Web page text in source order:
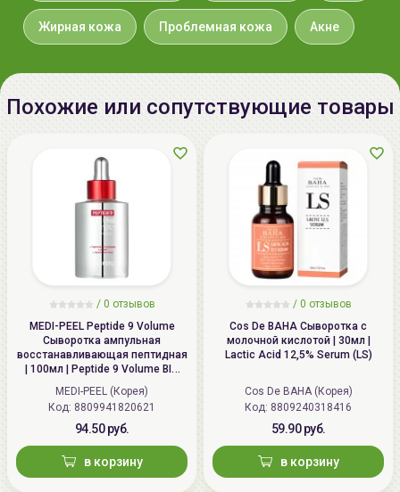
Жирная кожа Проблемная кожа Акне
Похожие или сопутствующие товары
/ 0 отзывов
MEDI-PEEL Peptide 9 Volume
Сыворотка ампульная
восстанавливающая пептидная
| 100мл | Peptide 9 Volume BIO
TOX Ampoule Pro
MEDI-PEEL (Корея)
Код: 8809941820621
94.50 руб.
в корзину
/ 0 отзывов
Cos De BAHA Сыворотка с
молочной кислотой | 30мл |
Lactic Acid 12,5% Serum (LS)
Cos De BAHA (Корея)
Код: 8809240318416
59.90 руб.
в корзину